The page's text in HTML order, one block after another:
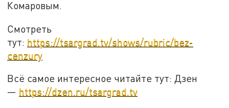
Комаровым.
Смотреть
тут: https://tsargrad.tv/shows/rubric/bez-
cenzury
Всё самое интересное читайте тут: Дзен
— https://dzen.ru/tsargrad.tv